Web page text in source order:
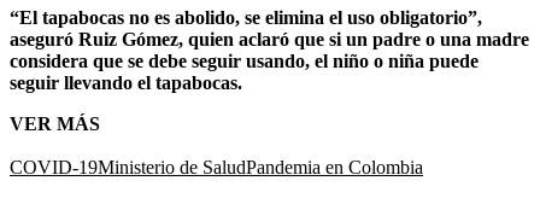
“El tapabocas no es abolido, se elimina el uso obligatorio”,
aseguró Ruiz Gómez, quien aclaró que si un padre o una madre
considera que se debe seguir usando, el niño o niña puede
seguir llevando el tapabocas.
VER MÁS
COVID-19Ministerio de SaludPandemia en Colombia